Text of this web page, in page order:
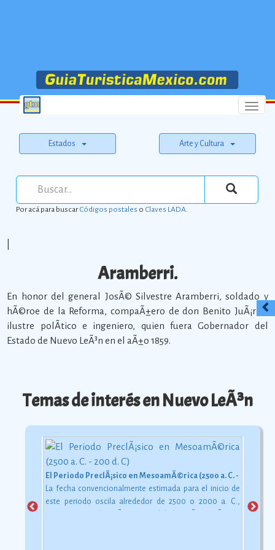
Menu
Estados Arte y Cultura
Por acá para buscarCódigos postales o Claves LADA.
Aramberri.
En honor del general JosÃ© Silvestre Aramberri, soldado y
hÃ©roe de la Reforma, compaÃ±ero de don Benito JuÃ¡rez,
ilustre polÃ­tico e ingeniero, quien fuera Gobernador del
Estado de Nuevo LeÃ³n en el aÃ±o 1859.
Temas de interés en Nuevo LeÃ³n
El Periodo PreclÃ¡sico en MesoamÃ©rica (2500 a. C. - 200 d. C)
La fecha convencionalmente estimada para el inicio de
este periodo oscila alrededor de 2500 o 2000 a. C.,